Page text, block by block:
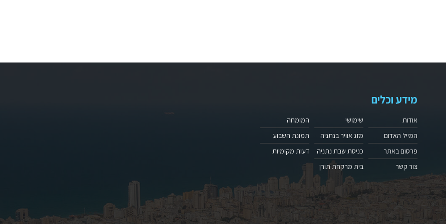
מידע וכלים
אודות
המייל האדום
פרסום באתר
צור קשר
שימושי
מזג אוויר בנתניה
כניסת שבת נתניה
בית מרקחת תורן
המומחה
תמונת השבוע
דעות מקומיות